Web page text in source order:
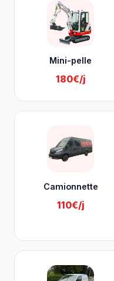
Mini-pelle
180€/j
Camionnette
110€/j